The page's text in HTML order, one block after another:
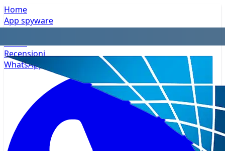
Home
App spyware
Recensioni
WhatsApp